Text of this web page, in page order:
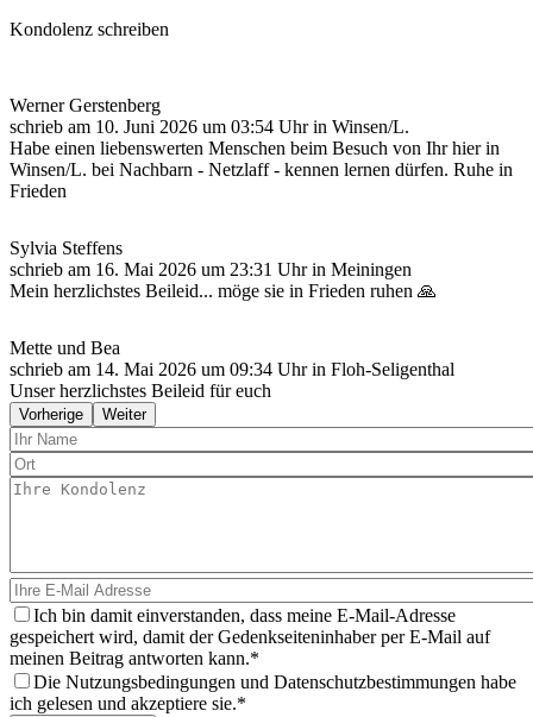
Kondolenz schreiben
Werner Gerstenberg
schrieb am 10. Juni 2026 um 03:54 Uhr in Winsen/L.
Habe einen liebenswerten Menschen beim Besuch von Ihr hier in
Winsen/L. bei Nachbarn - Netzlaff - kennen lernen dürfen. Ruhe in
Frieden
Sylvia Steffens
schrieb am 16. Mai 2026 um 23:31 Uhr in Meiningen
Mein herzlichstes Beileid... möge sie in Frieden ruhen 🙏
Mette und Bea
schrieb am 14. Mai 2026 um 09:34 Uhr in Floh-Seligenthal
Unser herzlichstes Beileid für euch
Vorherige Weiter
Ich bin damit einverstanden, dass meine E-Mail-Adresse
gespeichert wird, damit der Gedenkseiteninhaber per E-Mail auf
meinen Beitrag antworten kann.
Die Nutzungsbedingungen und Datenschutzbestimmungen habe
ich gelesen und akzeptiere sie.